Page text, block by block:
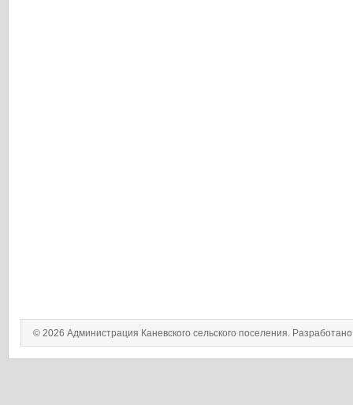
© 2026 Администрация Каневского сельского поселения.